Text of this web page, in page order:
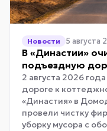
Новости 5 августа
В «Династии»
подъездную
2 августа 2026
дороге к
«Династия» в
провели чистку
уборку мусора с